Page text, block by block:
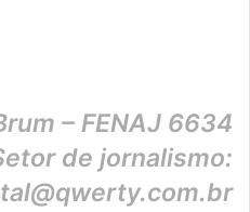
– FENAJ 6634
de jornalismo: